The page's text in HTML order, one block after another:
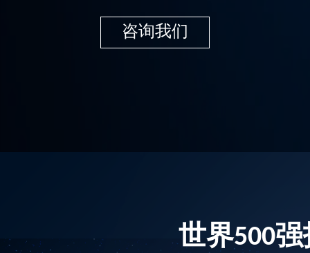
咨询我们
世界500